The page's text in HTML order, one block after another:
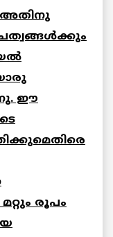
അതിനു
ഈ
രൂപം